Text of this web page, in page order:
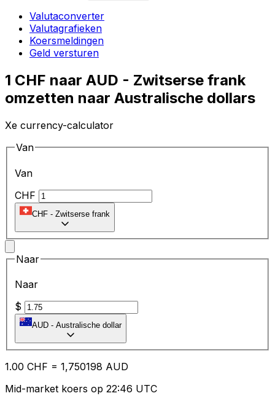
Valutaconverter
Valutagrafieken
Koersmeldingen
Geld versturen
1 CHF naar AUD - Zwitserse frank
omzetten naar Australische dollars
Xe currency-calculator
Van
Van
CHF
CHF - Zwitserse frank
Naar
Naar
$
AUD - Australische dollar
1.00 CHF = 1,750198 AUD
Mid-market koers op 22:46 UTC